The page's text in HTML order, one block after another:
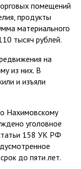
помещений
продукты
материального
тысяч рублей.
на
из них. В
и изъяли
Нахимовскому
уголовное
158 УК РФ
до пяти лет.